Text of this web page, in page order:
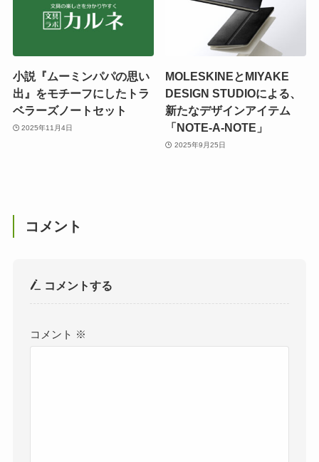
小説『ムーミンパパの思い
出』をモチーフにしたトラ
ベラーズノートセット
2025年11月4日
MOLESKINEとMIYAKE
DESIGN STUDIOによる、
新たなデザインアイテム
「NOTE-A-NOTE」
2025年9月25日
コメント
コメントする
コメント ※